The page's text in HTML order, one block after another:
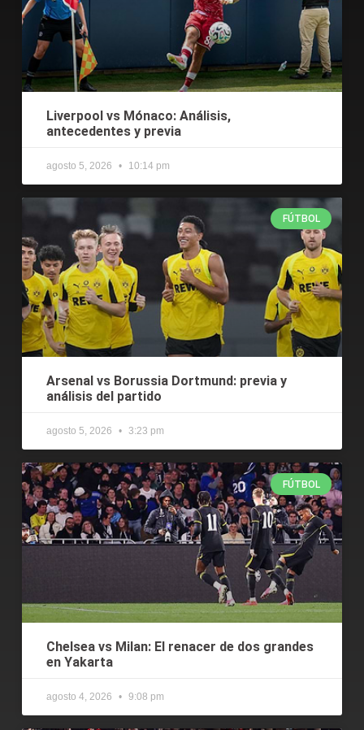
Liverpool vs Mónaco: Análisis,
antecedentes y previa
agosto 5, 2026 10:14 pm
FÚTBOL
Arsenal vs Borussia Dortmund: previa y
análisis del partido
agosto 5, 2026 3:23 pm
FÚTBOL
Chelsea vs Milan: El renacer de dos grandes
en Yakarta
agosto 4, 2026 9:08 pm